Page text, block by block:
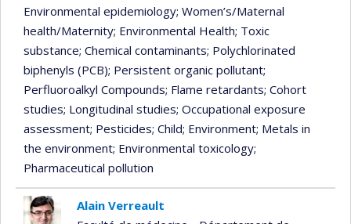
Environmental epidemiology; Women’s/Maternal
health/Maternity; Environmental Health; Toxic
substance; Chemical contaminants; Polychlorinated
biphenyls (PCB); Persistent organic pollutant;
Perfluoroalkyl Compounds; Flame retardants; Cohort
studies; Longitudinal studies; Occupational exposure
assessment; Pesticides; Child; Environment; Metals in
the environment; Environmental toxicology;
Pharmaceutical pollution
Alain Verreault